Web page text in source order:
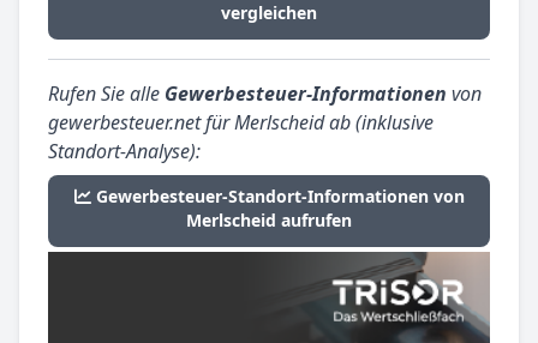
vergleichen
Rufen Sie alle Gewerbesteuer-Informationen von
gewerbesteuer.net für Merlscheid ab (inklusive
Standort-Analyse):
Gewerbesteuer-Standort-Informationen von
Merlscheid aufrufen